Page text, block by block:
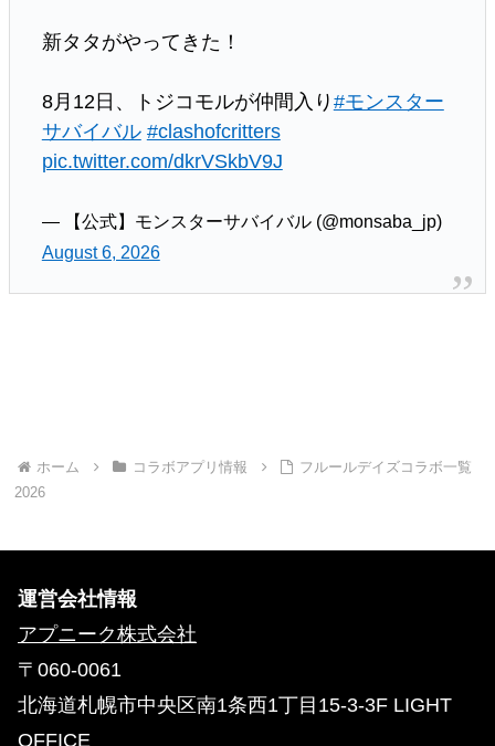
新タタがやってきた！
8月12日、トジコモルが仲間入り #モンスター
サバイバル #clashofcritters
pic.twitter.com/dkrVSkbV9J
— 【公式】モンスターサバイバル (@monsaba_jp)
August 6, 2026
ホーム コラボアプリ情報
フルールデイズコラボ一覧
2026
運営会社情報
アプニーク株式会社
〒060-0061
北海道札幌市中央区南1条西1丁目15-3-3F LIGHT
OFFICE